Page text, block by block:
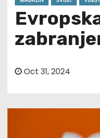
Oct 31, 2024